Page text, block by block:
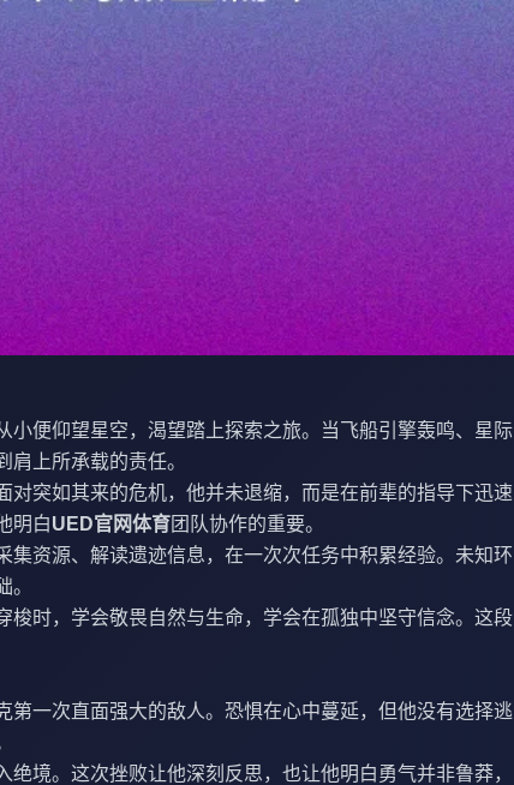
便仰望星空，渴望踏上探索之旅。当飞船引擎轰鸣、星际
上所承载的责任。
突如其来的危机，他并未退缩，而是在前辈的指导下迅速
明白UED官网体育团队协作的重要。
资源、解读遗迹信息，在一次次任务中积累经验。未知环
。
时，学会敬畏自然与生命，学会在孤独中坚守信念。这段
一次直面强大的敌人。恐惧在心中蔓延，但他没有选择逃
境。这次挫败让他深刻反思，也让他明白勇气并非鲁莽，